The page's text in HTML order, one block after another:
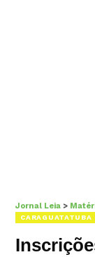
Jornal Leia >
CARAGUATATUBA